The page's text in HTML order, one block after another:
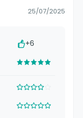
25/07/2025
+6